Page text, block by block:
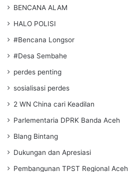
BENCANA ALAM
HALO POLISI
#Bencana Longsor
#Desa Sembahe
perdes penting
sosialisasi perdes
2 WN China cari Keadilan
Parlementaria DPRK Banda Aceh
Blang Bintang
Dukungan dan Apresiasi
Pembangunan TPST Regional Aceh